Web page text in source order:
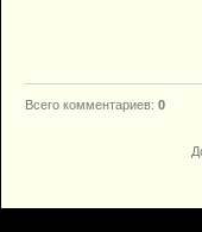
Всего комментариев: 0